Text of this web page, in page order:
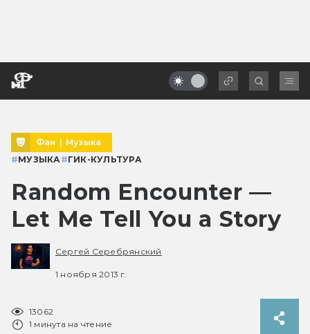
Фан | Музыка
#МУЗЫКА #ГИК-КУЛЬТУРА
Random Encounter —
Let Me Tell You a Story
Сергей Серебрянский
1 ноября 2013 г.
13062
1 минута на чтение